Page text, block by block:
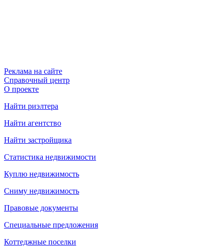
Реклама на сайте
Справочный центр
О проекте
Найти риэлтера
Найти агентство
Найти застройщика
Статистика недвижимости
Куплю недвижимость
Сниму недвижимость
Правовые документы
Специальные предложения
Коттеджные поселки